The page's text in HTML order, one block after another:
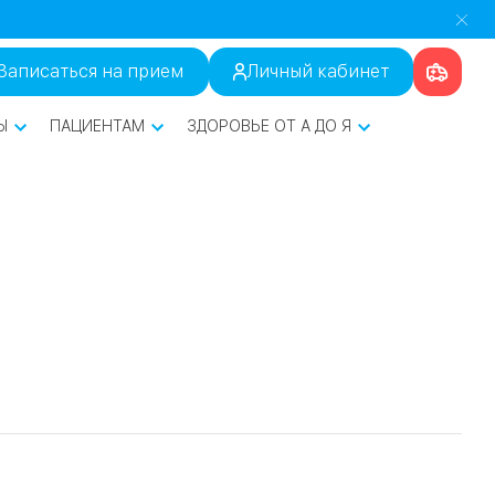
на прием Личный кабинет
ПАЦИЕНТАМ ЗДОРОВЬЕ ОТ А ДО Я